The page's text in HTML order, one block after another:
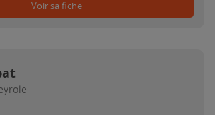
Voir sa fiche